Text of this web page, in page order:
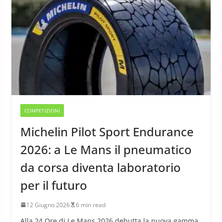
COMPETIZIONI
Michelin Pilot Sport Endurance
2026: a Le Mans il pneumatico
da corsa diventa laboratorio
per il futuro
12 Giugno 2026 6 min read